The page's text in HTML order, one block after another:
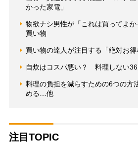
かった家電」
物欲ナシ男性が「これは買ってよ
買い物
買い物の達人が注目する「絶対お
自炊はコスパ悪い？ 料理しない
料理の負担を減らすための6つの
める…他
注目TOPIC